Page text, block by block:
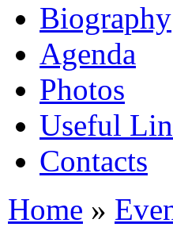
Biography
Agenda
Photos
Useful
Contacts
Home »